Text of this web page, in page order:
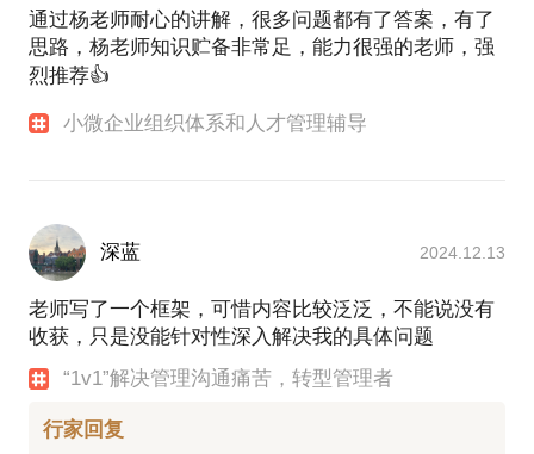
始了。在和学员的交互沟通中，我在逐渐体会学员的
特质，分析学员的需求、痛点和难点。在每个话题的
背后，我都总结了一套我自己的理论体系做支撑，在
沟通不仅限于知识的输出，我们应该在有限的沟通时
建立分析解决问题的思维体系，力求道术结合、知行
合一。
在即将到来的约见中，我会这样来帮助你：
1.提前微信沟通，确定沟通的时间和方式，根据话题
和学员梳理背景信息。
2.准时开始，确认沟通的重点和方法。
3.沟通主要内容，围绕学员的痛点、难点展开。
通过杨老师耐心的讲解，很多问题都有了答案，有了
思路，杨老师知识贮备非常足，能力很强的老师，强
烈推荐👍
小微企业组织体系和人才管理辅导
深蓝 2024.12.13
老师写了一个框架，可惜内容比较泛泛，不能说没有
收获，只是没能针对性深入解决我的具体问题
“1v1”解决管理沟通痛苦，转型管理者
行家回复